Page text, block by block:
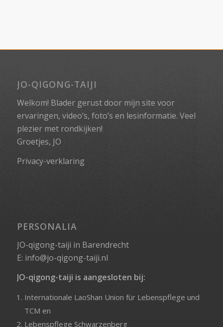
JO-QIGONG-TAIJI
Welkom! Blader gerust door mijn site voor
ervaringen, video’s, foto’s en lesinformatie. Veel
plezier met rondkijken!
Groetjes, JO
Privacy-verklaring
PERSONALIA
JO-qigong-taiji in Barendrecht
E: info@jo-qigong-taiji.nl
JO-qigong-taiji is aangesloten bij:
Internationale LaoShan Union für Lebenspflege und
TCM en
Lebenspflege Schwarzenberg